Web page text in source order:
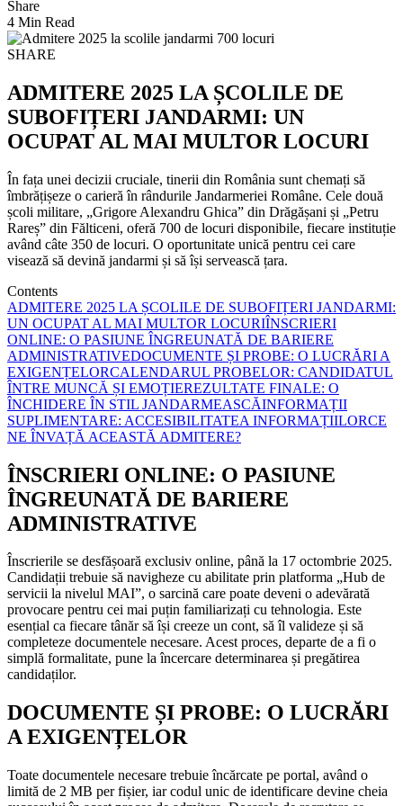
Share
4 Min Read
SHARE
ADMITERE 2025 LA ȘCOLILE DE
SUBOFIȚERI JANDARMI: UN
OCUPAT AL MAI MULTOR LOCURI
În fața unei decizii cruciale, tinerii din România sunt chemați să
îmbrățișeze o carieră în rândurile Jandarmeriei Române. Cele două
școli militare, „Grigore Alexandru Ghica” din Drăgășani și „Petru
Rareș” din Fălticeni, oferă 700 de locuri disponibile, fiecare instituție
având câte 350 de locuri. O oportunitate unică pentru cei care
visează să devină jandarmi și să își servească țara.
Contents
ADMITERE 2025 LA ȘCOLILE DE SUBOFIȚERI JANDARMI:
UN OCUPAT AL MAI MULTOR LOCURIÎNSCRIERI
ONLINE: O PASIUNE ÎNGREUNATĂ DE BARIERE
ADMINISTRATIVEDOCUMENTE ȘI PROBE: O LUCRĂRI A
EXIGENȚELORCALENDARUL PROBELOR: CANDIDATUL
ÎNTRE MUNCĂ ȘI EMOȚIEREZULTATE FINALE: O
ÎNCHIDERE ÎN STIL JANDARMEASCĂINFORMAȚII
SUPLIMENTARE: ACCESIBILITATEA INFORMAȚIILORCE
NE ÎNVAȚĂ ACEASTĂ ADMITERE?
ÎNSCRIERI ONLINE: O PASIUNE
ÎNGREUNATĂ DE BARIERE
ADMINISTRATIVE
Înscrierile se desfășoară exclusiv online, până la 17 octombrie 2025.
Candidații trebuie să navigheze cu abilitate prin platforma „Hub de
servicii la nivelul MAI”, o sarcină care poate deveni o adevărată
provocare pentru cei mai puțin familiarizați cu tehnologia. Este
esențial ca fiecare tânăr să își creeze un cont, să îl valideze și să
completeze documentele necesare. Acest proces, departe de a fi o
simplă formalitate, pune la încercare determinarea și pregătirea
candidaților.
DOCUMENTE ȘI PROBE: O LUCRĂRI
A EXIGENȚELOR
Toate documentele necesare trebuie încărcate pe portal, având o
limită de 2 MB per fișier, iar codul unic de identificare devine cheia